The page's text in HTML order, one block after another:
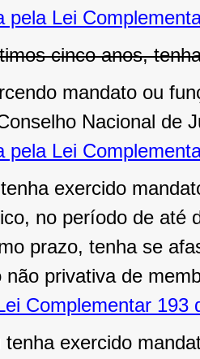
pela Lei
cinco anos,
mandato ou
Nacional de
pela Lei
exercido
no período de até
prazo, tenha se
não privativa de
Complementar 193
tenha exercido